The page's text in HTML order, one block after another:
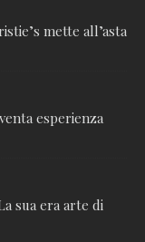
mette all’asta
esperienza
sua era arte di